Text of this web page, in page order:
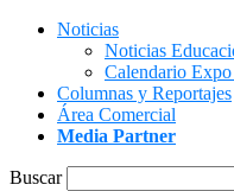
Noticias
Noticias
Calendario
Columnas y Reportajes
Área Comercial
Media Partner
Buscar